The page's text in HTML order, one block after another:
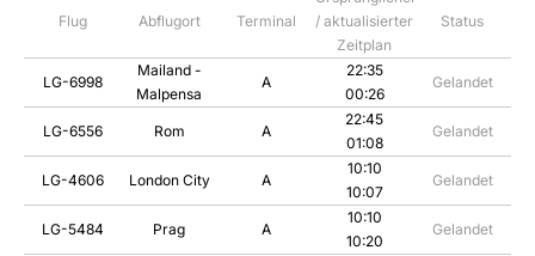
Flug Abflugort Terminal
/ aktualisierter
Zeitplan
Status
LG-6998
Mailand -
Malpensa
A
22:35
00:26
Gelandet
LG-6556 Rom A
22:45
01:08
Gelandet
LG-4606 London City A
10:10
10:07
Gelandet
LG-5484 Prag A
10:10
10:20
Gelandet